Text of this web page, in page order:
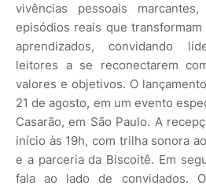
vivências pessoais
episódios reais que
aprendizados, convidando
leitores a se reconectarem
valores e objetivos. O
21 de agosto, em um evento
Casarão, em São Paulo. A
início às 19h, com trilha sonora
e a parceria da Biscoitê. Em
fala ao lado de convidados.